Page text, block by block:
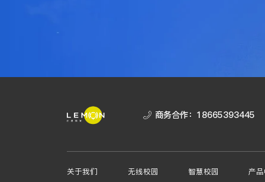
商务合作： 18665393445
关于我们 无线校园 智慧校园 产